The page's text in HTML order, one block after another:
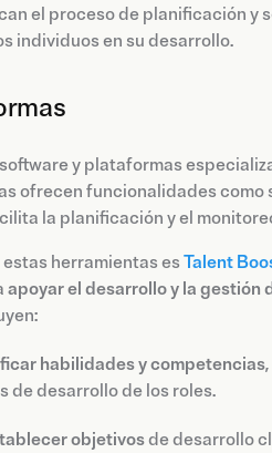
el proceso de planificación y
individuos en su desarrollo.
y plataformas
ofrecen funcionalidades
la planificación y el
herramientas esTalent
apoyar el desarrollo y la gestión
habilidades y competencias
de desarrollo de los roles.
objetivosde desarrollo